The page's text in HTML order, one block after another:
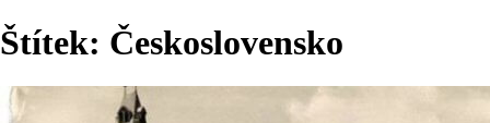
Štítek: Československo